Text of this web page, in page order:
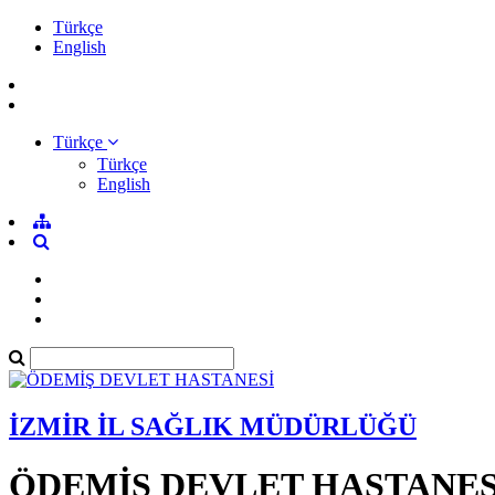
Türkçe
English
Türkçe
Türkçe
English
İZMİR İL SAĞLIK MÜDÜRLÜĞÜ
ÖDEMİŞ DEVLET